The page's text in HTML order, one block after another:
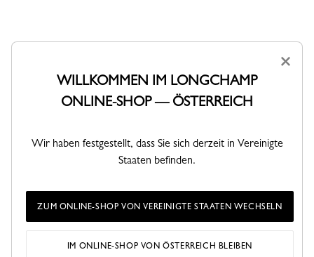
Kostenlose Standardlieferung ab
Kostenlose Rückgabe innerhalb von
×
WILLKOMMEN IM LONGCHAMP
ONLINE-SHOP — ÖSTERREICH
Wir haben festgestellt, dass Sie sich derzeit in Vereinigte
Staaten befinden.
ZUM ONLINE-SHOP VON VEREINIGTE STAATEN WECHSELN
IM ONLINE-SHOP VON ÖSTERREICH BLEIBEN